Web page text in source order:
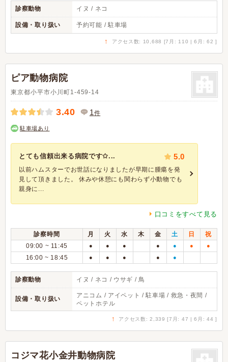
診察動物 イヌ / ネコ
設備・取り扱い 予約可能 / 駐車場
↑ アクセス数: 10,688 [7月: 110 | 6月: 62 ]
ピア動物病院
東京都小平市小川町1-459-14
3.40 1件
駐車場あり
とても信頼出来る病院です✩... 5.0
以前ハムスターでお世話になりましたが早期に腫瘍を発
見して頂きました。 休みや休憩にも関わらず小動物でも
親身に...
口コミをすべて見る
診察時間 月 火 水 木 金 土 日
祝
09:00 ~ 11:45
● ● ● ● ● ● ●
16:00 ~ 18:45 ● ● ● ● ●
診察動物 イヌ / ネコ / ウサギ / 鳥
設備・取り扱い
アニコム / アイペット / 駐車場 / 救急・夜間 /
ペットホテル
↑ アクセス数: 2,339 [7月: 47 | 6月: 44 ]
コジマ花小金井動物病院